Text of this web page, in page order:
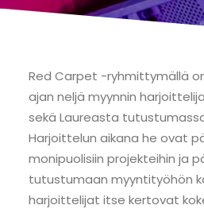
Red Carpet -ryhmittymällä
ajan neljä myynnin
sekä Laureasta
Harjoittelun aikana he ovat
monipuolisiin projekteihin ja
tutustumaan myyntityöhön
harjoittelijat itse kertovat